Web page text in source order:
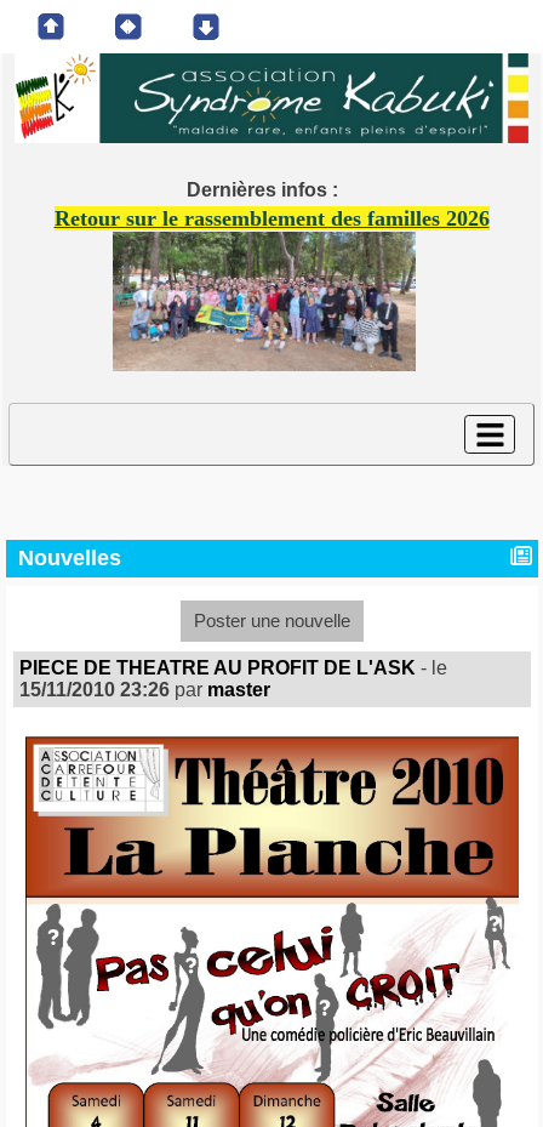
Dernières infos :
Retour sur le rassemblement des familles 2026
Nouvelles
Poster une nouvelle
PIECE DE THEATRE AU PROFIT DE L'ASK - le
15/11/2010 23:26par master